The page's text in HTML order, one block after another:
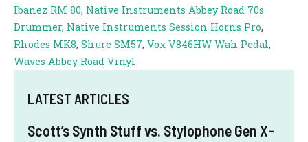
Ibanez RM 80, Native Instruments Abbey Road 70s
Drummer, Native Instruments Session Horns Pro,
Rhodes MK8, Shure SM57, Vox V846HW Wah Pedal,
Waves Abbey Road Vinyl
LATEST ARTICLES
Scott’s Synth Stuff vs. Stylophone Gen X-